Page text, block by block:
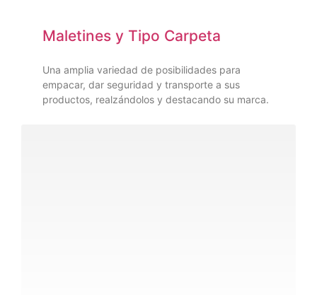
Maletines y Tipo Carpeta
Una amplia variedad de posibilidades para
empacar, dar seguridad y transporte a sus
productos, realzándolos y destacando su marca.